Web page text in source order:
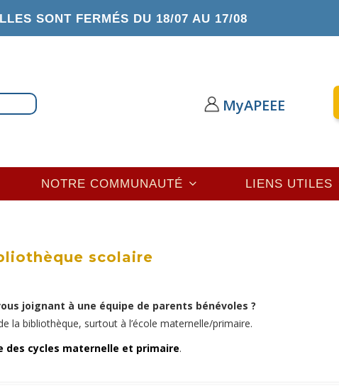
SONT FERMÉS DU 18/07 AU 17/08
MyAPEEE
NOTRE COMMUNAUTÉ LIENS UTILES
scolaire
joignant à une équipe de parents bénévoles ?
la bibliothèque, surtout à l’école maternelle/primaire.
des cycles maternelle et primaire.